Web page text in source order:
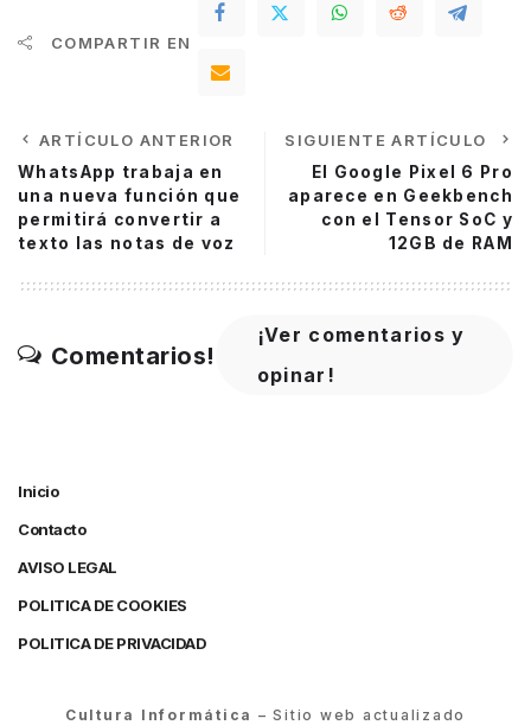
COMPARTIR EN
ARTÍCULO ANTERIOR
WhatsApp trabaja en
una nueva función que
permitirá convertir a
texto las notas de voz
SIGUIENTE ARTÍCULO
El Google Pixel 6 Pro
aparece en Geekbench
con el Tensor SoC y
12GB de RAM
Comentarios!
¡Ver comentarios y
opinar!
Inicio
Contacto
AVISO LEGAL
POLITICA DE COOKIES
POLITICA DE PRIVACIDAD
Cultura Informática – Sitio web actualizado